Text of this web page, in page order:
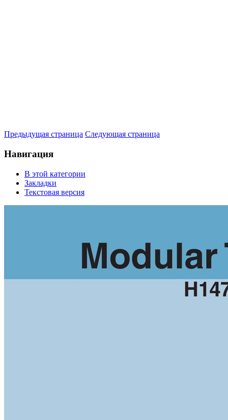
Предыдущая страница Следующая страница
Навигация
В этой категории
Закладки
Текстовая версия